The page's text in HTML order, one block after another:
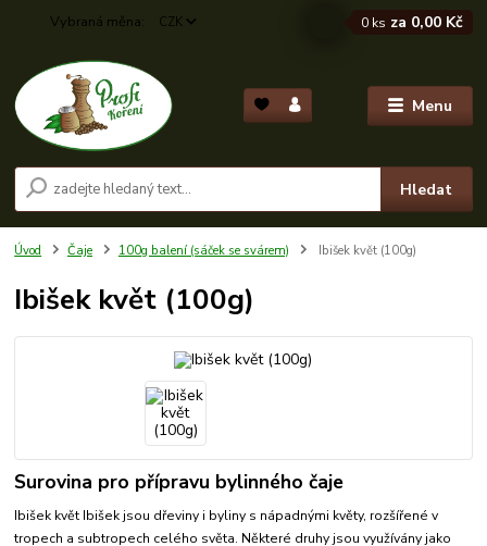
Menu
CZK
Hledat
0 ks za 0,00 Kč
Úvod Čaje 100g balení (sáček se svárem) Ibišek květ (100g)
Ibišek květ (100g)
Surovina pro přípravu bylinného čaje
Ibišek květ Ibišek jsou dřeviny i byliny s nápadnými květy, rozšířené v
tropech a subtropech celého světa. Některé druhy jsou využívány jako